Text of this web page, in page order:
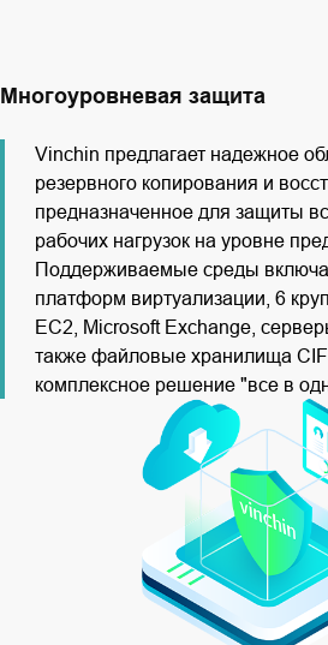
Многоуровневая защита
Vinchin предлагает надежное
резервного копирования и
предназначенное для защиты
рабочих нагрузок на уровне
Поддерживаемые среды
платформ виртуализации, 6
EC2, Microsoft Exchange,
также файловые хранилища
комплексное решение "все в